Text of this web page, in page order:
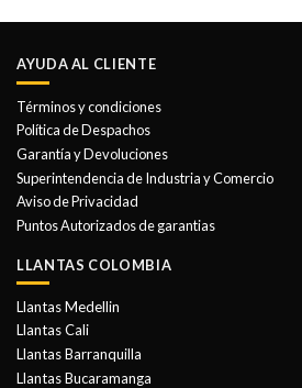
múltiples
Las
elegir
en
la
página
de
AYUDA AL CLIENTE
Términos y condiciones
Política de Despachos
Garantía y Devoluciones
Superintendencia de Industria y Comercio
Aviso de Privacidad
Puntos Autorizados de garantias
LLANTAS COLOMBIA
Llantas Medellin
Llantas Cali
Llantas Barranquilla
Llantas Bucaramanga